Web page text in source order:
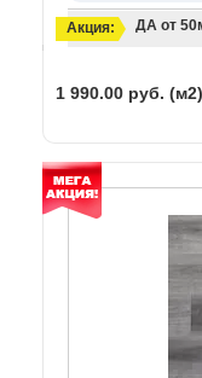
Акция: ДА от
1 990.00 руб. (м2)